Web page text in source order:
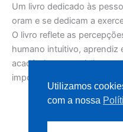
Um livro dedicado às
oram e se dedicam a
O livro reflete as
humano intuitivo, aprendiz
acadêmico, especialista ou
importante estar claro
Utilizamos
com a nossa